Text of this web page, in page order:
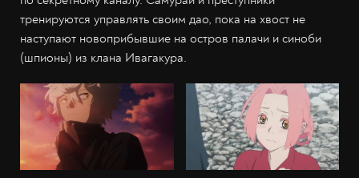
тренируются управлять своим дао, пока на хвост не
наступают новоприбывшие на остров палачи и синоби
(шпионы) из клана Ивагакура.